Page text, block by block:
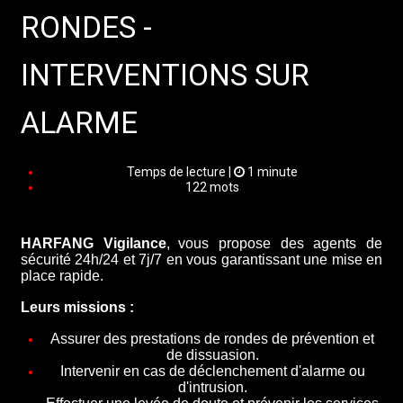
RONDES -
INTERVENTIONS SUR
ALARME
Temps de lecture |
1 minute
122 mots
HARFANG Vigilance,
vous propose des agents de
sécurité 24h/24 et 7j/7 en vous garantissant une mise en
place rapide.
Leurs missions :
Assurer des prestations de rondes de prévention et
de dissuasion.
Intervenir en cas de déclenchement d'alarme ou
d'intrusion.